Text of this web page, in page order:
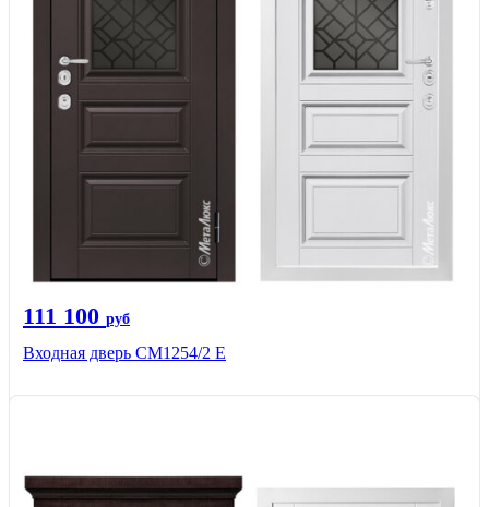
111 100 руб
Входная дверь СМ1254/2 E